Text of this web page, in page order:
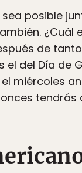
posible
de
el del Día
miércoles
tendrás